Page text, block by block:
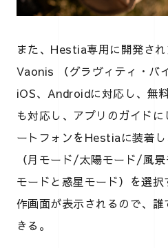
また、Hestia専用に開発さ
Vaonis （グラヴィティ・バ
iOS、Androidに対応し、無
も対応し、アプリのガイド
ートフォンをHestiaに装着
（月モード/太陽モード/風
モードと惑星モード）を選
作画面が表示されるので、
きる。